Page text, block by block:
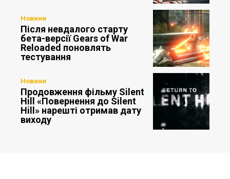
Новини
Після невдалого старту
бета-версії Gears of War
Reloaded поновлять
тестування
Новини
Продовження фільму Silent
Hill «Повернення до Silent
Hill» нарешті отримав дату
виходу